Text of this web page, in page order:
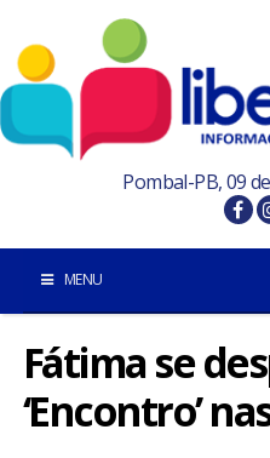
Pombal-PB, 09
MENU
INÍCIO
POMBAL E REGIÃO
Fátima se
‘Encontro’